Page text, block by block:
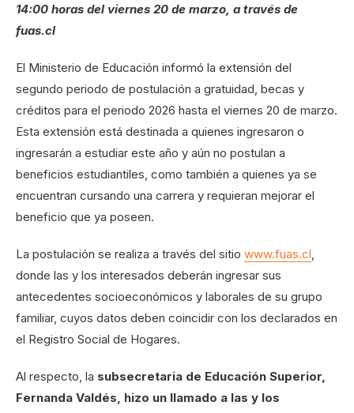
14:00 horas del viernes 20 de marzo, a través de
fuas.cl
El Ministerio de Educación informó la extensión del
segundo periodo de postulación a gratuidad, becas y
créditos para el periodo 2026 hasta el viernes 20 de marzo.
Esta extensión está destinada a quienes ingresaron o
ingresarán a estudiar este año y aún no postulan a
beneficios estudiantiles, como también a quienes ya se
encuentran cursando una carrera y requieran mejorar el
beneficio que ya poseen.
La postulación se realiza a través del sitio www.fuas.cl,
donde las y los interesados deberán ingresar sus
antecedentes socioeconómicos y laborales de su grupo
familiar, cuyos datos deben coincidir con los declarados en
el Registro Social de Hogares.
Al respecto, la subsecretaria de Educación Superior,
Fernanda Valdés, hizo un llamado a las y los